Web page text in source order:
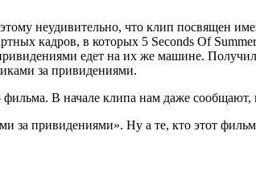
неудивительно, что клип посвящен
кадров, в которых 5 Seconds Of
едет на их же машине.
за привидениями.
В начале клипа нам даже сообщают,
за привидениями». Ну а те, кто этот